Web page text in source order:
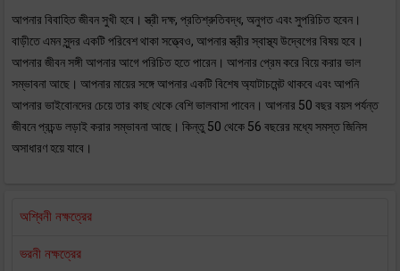
আপনার বিবাহিত জীবন সুখী হবে। স্ত্রী দক্ষ, প্রতিশ্রুতিবদ্ধ, অনুগত এবং সুপরিচিত হবেন।
বাড়ীতে এমন সুন্দর একটি পরিবেশ থাকা সত্ত্বেও, আপনার স্ত্রীর স্বাস্থ্য উদ্বেগের বিষয় হবে।
আপনার জীবন সঙ্গী আপনার আগে পরিচিত হতে পারেন। আপনার প্রেম করে বিয়ে করার ভাল
সম্ভাবনা আছে। আপনার মায়ের সঙ্গে আপনার একটি বিশেষ অ্যাটাচমেন্ট থাকবে এবং আপনি
আপনার ভাইবোনদের চেয়ে তার কাছ থেকে বেশি ভালবাসা পাবেন। আপনার 50 বছর বয়স পর্যন্ত
জীবনে প্রচন্ড লড়াই করার সম্ভাবনা আছে। কিন্তু 50 থেকে 56 বছরের মধ্যে সমস্ত জিনিস
অসাধারণ হয়ে যাবে।
অশ্বিনী নক্ষত্রের
ভরনী নক্ষত্রের